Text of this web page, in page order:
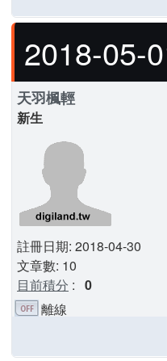
2018-05-
天羽楓輕
新生
註冊日期: 2018-04-30
文章數: 10
目前積分 : 0
離線